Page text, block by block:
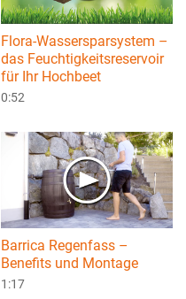
Flora-Wassersparsystem –
das Feuchtigkeitsreservoir
für Ihr Hochbeet
0:52
Barrica Regenfass –
Benefits und Montage
1:17